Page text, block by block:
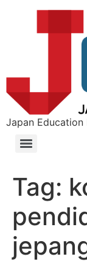
Japan Education
Tag: